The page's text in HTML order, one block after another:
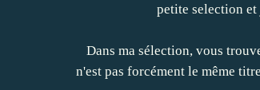
petite selection et
Dans ma sélection, vous
n'est pas forcément le même